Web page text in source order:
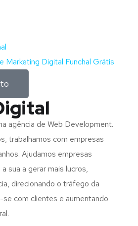
Marketing Digital Funchal Grátis
agência de Web Development.
trabalhamos com empresas
Ajudamos empresas
sua a gerar mais lucros,
direcionando o tráfego da
com clientes e aumentando